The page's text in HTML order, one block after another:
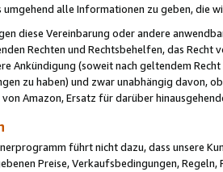
alle Informationen zu geben, die
diese Vereinbarung oder andere
Rechten und Rechtsbehelfen, das
Ankündigung (soweit nach geltendem
zu haben) und zwar unabhängig davon,
von Amazon, Ersatz für darüber
führt nicht dazu, dass unsere
Preise, Verkaufsbedingungen,